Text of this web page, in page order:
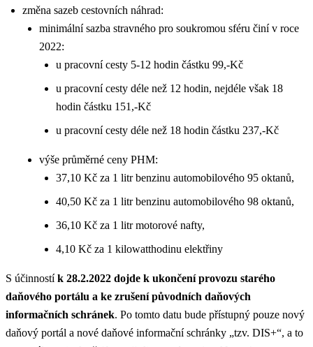
změna sazeb cestovních náhrad:
minimální sazba stravného pro soukromou sféru činí v roce
2022:
u pracovní cesty 5-12 hodin částku 99,-Kč
u pracovní cesty déle než 12 hodin, nejdéle však 18
hodin částku 151,-Kč
u pracovní cesty déle než 18 hodin částku 237,-Kč
výše průměrné ceny PHM:
37,10 Kč za 1 litr benzinu automobilového 95 oktanů,
40,50 Kč za 1 litr benzinu automobilového 98 oktanů,
36,10 Kč za 1 litr motorové nafty,
4,10 Kč za 1 kilowatthodinu elektřiny
S účinnostík 28.2.2022 dojde k ukončení provozu starého
daňového portálu a ke zrušení původních daňových
informačních schránek. Po tomto datu bude přístupný pouze nový
daňový portál a nové daňové informační schránky „tzv. DIS+“, a to